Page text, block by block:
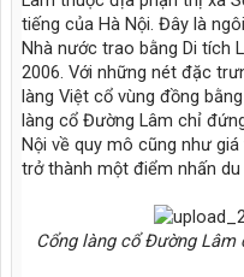
tiếng của Hà Nội. Đây là
Nhà nước trao bằng Di tích
2006. Với những nét đặc
làng Việt cổ vùng đồng
làng cổ Đường Lâm chỉ
Nội về quy mô cũng như
trở thành một điểm nhấn du
Cổng làng cổ Đường Lâm